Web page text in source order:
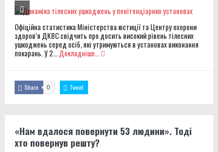
Офіційна статистика Міністерства юстиції та Центру охорони
здоров’я ДКВС свідчить про досить високий рівень тілесних
ушкоджень серед осіб, які утримуються в установах виконання
покарань. У 2...Докладніше...
Share 0 Tweet
«Нам вдалося повернути 53 людини». Тоді
хто повернув решту?